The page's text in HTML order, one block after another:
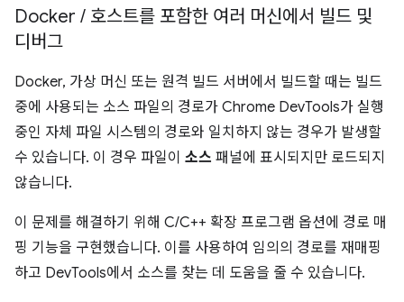
Docker / 호스트를 포함한 여러 머신에서 빌드 및
디버그
Docker, 가상 머신 또는 원격 빌드 서버에서 빌드할 때는 빌드
중에 사용되는 소스 파일의 경로가 Chrome DevTools가 실행
중인 자체 파일 시스템의 경로와 일치하지 않는 경우가 발생할
수 있습니다. 이 경우 파일이 소스 패널에 표시되지만 로드되지
않습니다.
이 문제를 해결하기 위해 C/C++ 확장 프로그램 옵션에 경로 매
핑 기능을 구현했습니다. 이를 사용하여 임의의 경로를 재매핑
하고 DevTools에서 소스를 찾는 데 도움을 줄 수 있습니다.